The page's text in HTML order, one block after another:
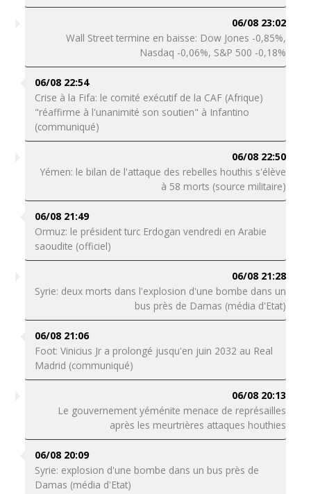
06/08 23:02
Wall Street termine en baisse: Dow Jones -0,85%,
Nasdaq -0,06%, S&P 500 -0,18%
06/08 22:54
Crise à la Fifa: le comité exécutif de la CAF (Afrique)
"réaffirme à l'unanimité son soutien" à Infantino
(communiqué)
06/08 22:50
Yémen: le bilan de l'attaque des rebelles houthis s'élève
à 58 morts (source militaire)
06/08 21:49
Ormuz: le président turc Erdogan vendredi en Arabie
saoudite (officiel)
06/08 21:28
Syrie: deux morts dans l'explosion d'une bombe dans un
bus près de Damas (média d'Etat)
06/08 21:06
Foot: Vinicius Jr a prolongé jusqu'en juin 2032 au Real
Madrid (communiqué)
06/08 20:13
Le gouvernement yéménite menace de représailles
après les meurtrières attaques houthies
06/08 20:09
Syrie: explosion d'une bombe dans un bus près de
Damas (média d'Etat)